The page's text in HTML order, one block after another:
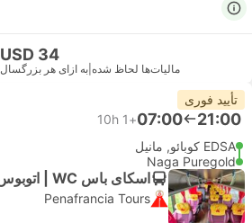
USD 34
مالیات‌ها لحاظ شده به ازای هر بزرگسال
تأیید فوری
21:00
07:00
+1
10h
EDSA کوبائو, مانیل
Naga Puregold
اسکای باس WC | اتوبوس #Z9
Penafrancia Tours